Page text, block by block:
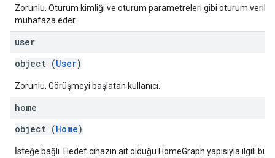
Zorunlu. Oturum kimliği ve oturum parametreleri gibi oturum
muhafaza eder.
user
object (User)
Zorunlu. Görüşmeyi başlatan kullanıcı.
home
object (Home)
İsteğe bağlı. Hedef cihazın ait olduğu HomeGraph yapısıyla ilgili